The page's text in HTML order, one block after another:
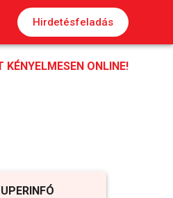
Hirdetésfeladás
KÉNYELMESEN ONLINE!